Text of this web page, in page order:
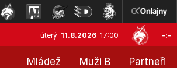
úterý 11.8.2026 17:00 -:-
Mládež Muži B Partneři